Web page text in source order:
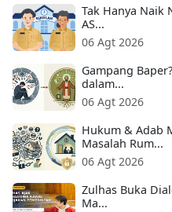
Tak Hanya Naik
AS...
06 Agt 2026
Gampang
dalam...
06 Agt 2026
Hukum & Adab
Masalah Rum...
06 Agt 2026
Zulhas Buka
Ma...